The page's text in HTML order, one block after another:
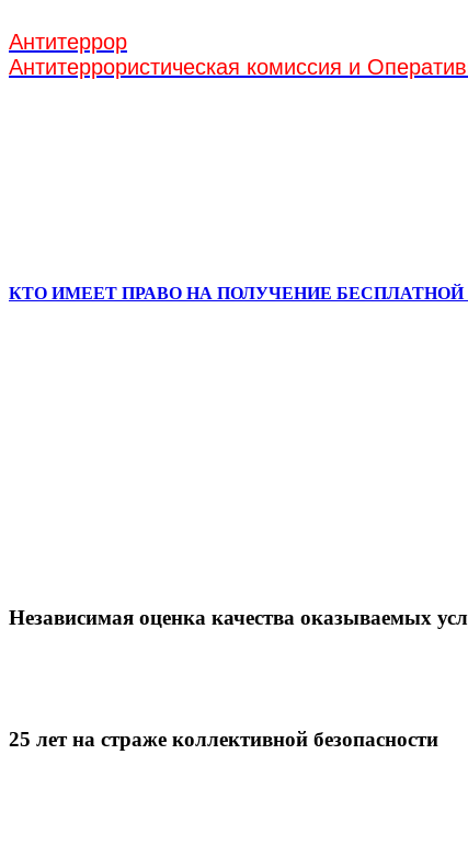
Антитеррор
Антитеррористическая комиссия и
КТО ИМЕЕТ ПРАВО НА ПОЛУЧЕНИЕ
Независимая оценка качества оказываемых
25 лет на страже коллективной безопасности